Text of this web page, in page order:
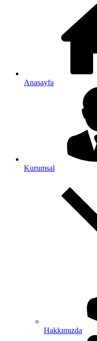
Anasayfa
Kurumsal
Hakkımızda